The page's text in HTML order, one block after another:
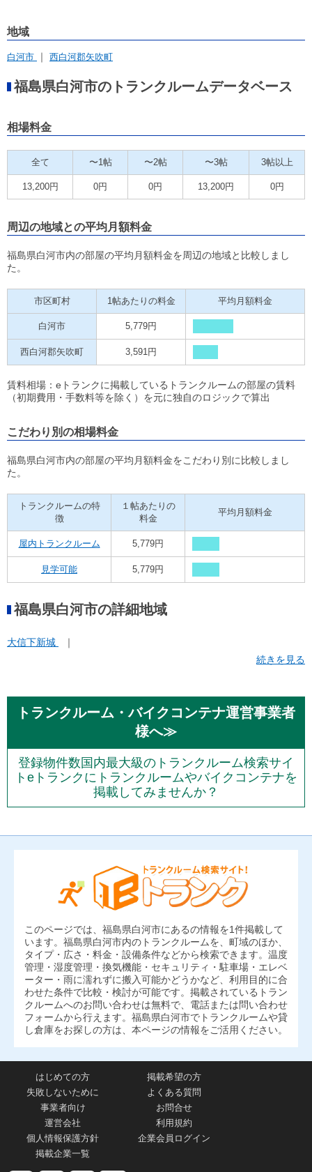
地域
白河市 西白河郡矢吹町
福島県白河市のトランクルームデータベース
相場料金
全て 〜1帖 〜2帖 〜3帖 3帖以上
13,200円 0円 0円 13,200円 0円
周辺の地域との平均月額料金
福島県白河市内の部屋の平均月額料金を周辺の地域と比較しまし
た。
市区町村 1帖あたりの料金 平均月額料金
白河市 5,779円
西白河郡矢吹町 3,591円
賃料相場：eトランクに掲載しているトランクルームの部屋の賃料
（初期費用・手数料等を除く）を元に独自のロジックで算出
こだわり別の相場料金
福島県白河市内の部屋の平均月額料金をこだわり別に比較しまし
た。
トランクルームの特
徴
１帖あたりの
料金
平均月額料金
屋内トランクルーム 5,779円
見学可能 5,779円
福島県白河市の詳細地域
大信下新城
続きを見る
トランクルーム・バイクコンテナ運営事業者
様へ≫
登録物件数国内最大級のトランクルーム検索サイ
トeトランクにトランクルームやバイクコンテナを
掲載してみませんか？
このページでは、福島県白河市にあるの情報を1件掲載して
います。福島県白河市内のトランクルームを、町域のほか、
タイプ・広さ・料金・設備条件などから検索できます。温度
管理・湿度管理・換気機能・セキュリティ・駐車場・エレベ
ーター・雨に濡れずに搬入可能かどうかなど、利用目的に合
わせた条件で比較・検討が可能です。掲載されているトラン
クルームへのお問い合わせは無料で、電話または問い合わせ
フォームから行えます。福島県白河市でトランクルームや貸
し倉庫をお探しの方は、本ページの情報をご活用ください。
はじめての方
掲載希望の方
失敗しないために
よくある質問
事業者向け
お問合せ
運営会社
利用規約
個人情報保護方針
企業会員ログイン
掲載企業一覧